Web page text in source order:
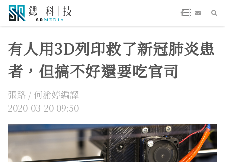
有人用3D列印救了新冠肺炎患
者，但搞不好還要吃官司
張路 / 何渝婷編譯
2020-03-20 09:50